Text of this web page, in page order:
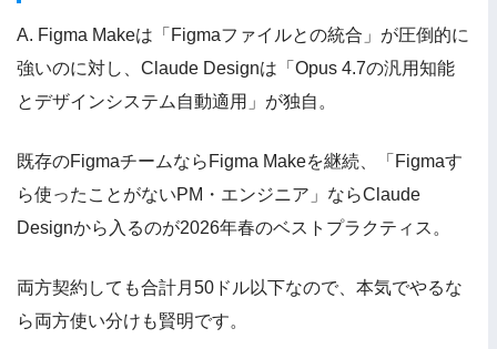
A. Figma Makeは「Figmaファイルとの統合」が圧倒的に
強いのに対し、Claude Designは「Opus 4.7の汎用知能
とデザインシステム自動適用」が独自。
既存のFigmaチームならFigma Makeを継続、「Figmaす
ら使ったことがないPM・エンジニア」ならClaude
Designから入るのが2026年春のベストプラクティス。
両方契約しても合計月50ドル以下なので、本気でやるな
ら両方使い分けも賢明です。